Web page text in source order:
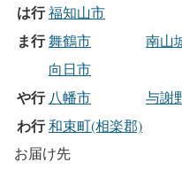
は行福知山市
ま行舞鶴市 南山
向日市
や行 八幡市 与謝
わ行和束町(相楽郡)
お届け先